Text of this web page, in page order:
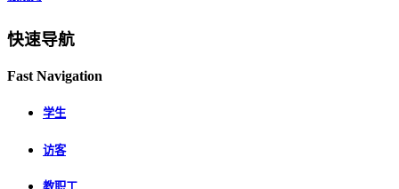
快速导航
Fast Navigation
学生
访客